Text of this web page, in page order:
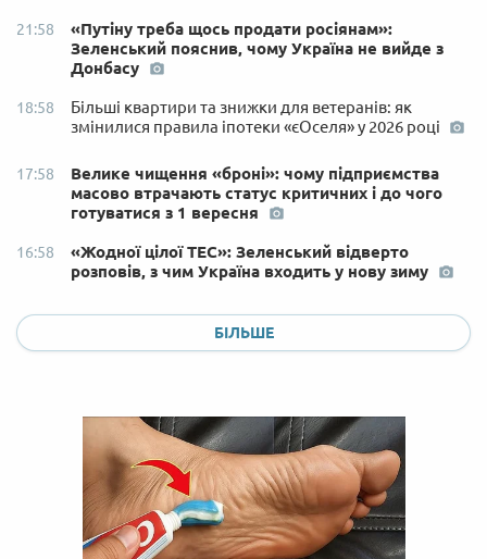
21:58
«Путіну треба щось продати росіянам»:
Зеленський пояснив, чому Україна не вийде з
Донбасу
18:58
Більші квартири та знижки для ветеранів: як
змінилися правила іпотеки «єОселя» у 2026 році
17:58
Велике чищення «броні»: чому підприємства
масово втрачають статус критичних і до чого
готуватися з 1 вересня
16:58
«Жодної цілої ТЕС»: Зеленський відверто
розповів, з чим Україна входить у нову зиму
БІЛЬШЕ